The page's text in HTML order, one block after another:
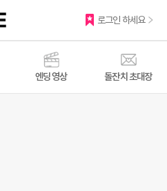
로그인 하세요
엔딩 영상 돌잔치 초대장